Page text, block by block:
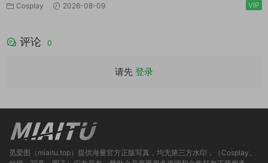
Cosplay 2026-08-09 VIP
评论 0
请先 登录
觅爱图（miaitu.top）提供海量官方正版写真，均无第三方水印，（Cosplay、